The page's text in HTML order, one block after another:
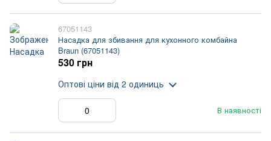
67051143
Насадка для збивання для кухонного комбайна
Braun (67051143)
В наявності
530 грн
Оптові ціни від 2 одиниць